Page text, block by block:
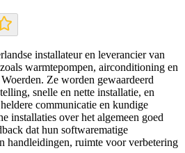
installateur en leverancier van
warmtepompen, airconditioning en
Ze worden gewaardeerd
snelle en nette installatie, en
communicatie en kundige
installaties over het algemeen goed
dat hun softwarematige
handleidingen, ruimte voor verbetering